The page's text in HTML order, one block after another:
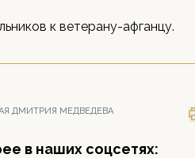
к ветерану-афганцу.
ДМИТРИЯ МЕДВЕДЕВА
в наших соцсетях: